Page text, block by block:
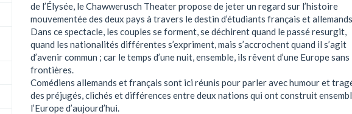
de l’Élysée, le Chawwerusch Theater propose de jeter un regard sur l’histoire
mouvementée des deux pays à travers le destin d’étudiants français et
Dans ce spectacle, les couples se forment, se déchirent quand le passé resurgit,
quand les nationalités différentes s’expriment, mais s’accrochent quand il s’agit
d’avenir commun ; car le temps d’une nuit, ensemble, ils rêvent d’une Europe sans
frontières.
Comédiens allemands et français sont ici réunis pour parler avec humour et
des préjugés, clichés et différences entre deux nations qui ont construit
l’Europe d’aujourd’hui.